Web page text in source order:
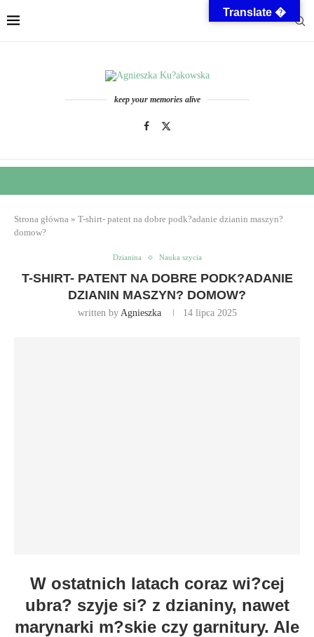
keep your memories alive
Strona główna » T-shirt- patent na dobre podk?adanie dzianin maszyn?
domow?
Dzianina Nauka szycia
T-SHIRT- PATENT NA DOBRE PODK?ADANIE
DZIANIN MASZYN? DOMOW?
written by Agnieszka 14 lipca 2025
W ostatnich latach coraz wi?cej
ubra? szyje si? z dzianiny, nawet
marynarki m?skie czy garnitury. Ale
Translate �